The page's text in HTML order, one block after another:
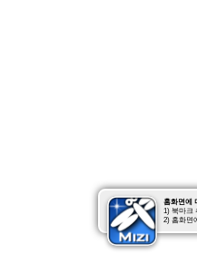
홈화면에
1) 북마크
2) 홈화면